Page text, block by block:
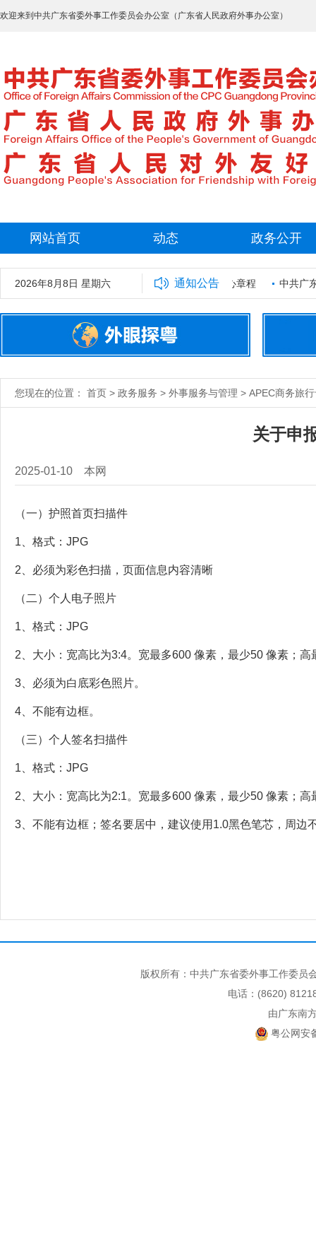
欢迎来到中共广东省委外事工作委员会办公室（广东省人民政府外事办公室）
网站首页 动态 政务公开
2026年8月8日 星期六 通知公告
录用工作人员名单公示 广东省外事保障中心章程 中共广东
您现在的位置： 首页 > 政务服务 > 外事服务与管理 > APEC商务旅
关于申
2025-01-10 本网
（一）护照首页扫描件
1、格式：JPG
2、必须为彩色扫描，页面信息内容清晰
（二）个人电子照片
1、格式：JPG
2、大小：宽高比为3:4。宽最多600 像素，最少50 像素；
3、必须为白底彩色照片。
4、不能有边框。
（三）个人签名扫描件
1、格式：JPG
2、大小：宽高比为2:1。宽最多600 像素，最少50 像素；
3、不能有边框；签名要居中，建议使用1.0黑色笔芯，周边
版权所有：中共广东省委外事工作委
电话：(8620)
由广东南
粤公网安